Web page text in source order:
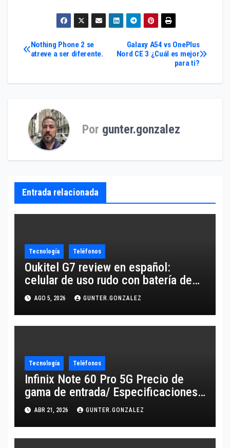
Navegación
Galaxy A54 vs OnePlus
Nord CE 3 ¿Cuál es mejor
para ti?
Nothing Phone 2 se
atreve a ser diferente.
Por gunter.gonzalez
Entrada relacionada
Tecnología Teléfonos
Oukitel G7 review en español:
celular de uso rudo con batería de
10,600 mAh
AGO 5, 2026 GUNTER.GONZALEZ
Tecnología Teléfonos
Infinix Note 60 Pro 5G Precio de
gama de entrada/ Especificaciones
de gama alta
ABR 21, 2026 GUNTER.GONZALEZ